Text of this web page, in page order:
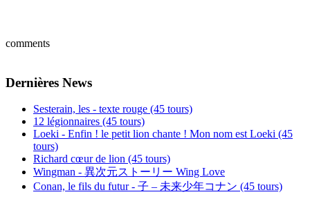
comments
Dernières News
Sesterain, les - texte rouge (45 tours)
12 légionnaires (45 tours)
Loeki - Enfin ! le petit lion chante ! Mon nom est Loeki (45
tours)
Richard cœur de lion (45 tours)
Wingman - 異次元ストーリー Wing Love
Conan, le fils du futur - 子 – 未来少年コナン (45 tours)